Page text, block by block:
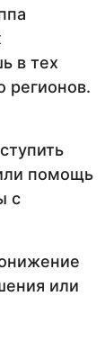
в тех
регионов.
помощь
с
или